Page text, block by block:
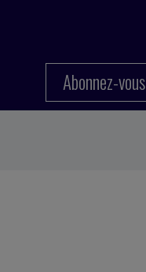
Abonnez-vous